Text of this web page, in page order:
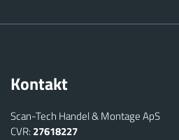
Kontakt
Scan-Tech Handel & Montage ApS
CVR: 27618227